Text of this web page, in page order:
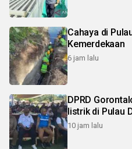
Cahaya di
Kemerdekaan
6 jam lalu
DPRD
listrik di Pulau
10 jam lalu